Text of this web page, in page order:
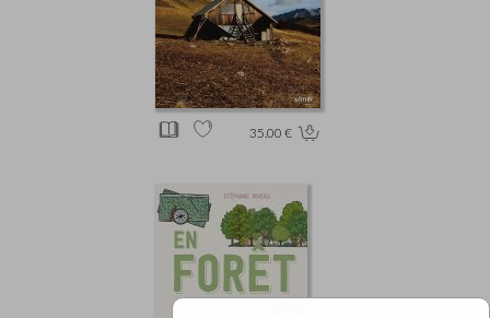
35.00 €